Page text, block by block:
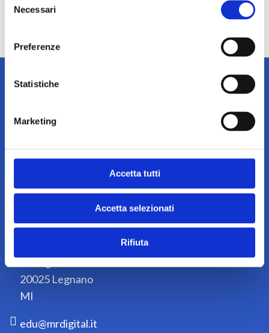
delNecessari
Preferenze
Statistiche
Marketing
Accetta tutti
Accetta selezionati
Rifiuta
Via Liguria 76/78
20025 Legnano
MI
edu@mrdigital.it
Iscriviti alla newsletter
Iscriviti
nostra
newsletter:
Acconsento a ricevere dal titolare del
trattamento comunicazioni/newsletter per
aggiornamenti su iniziative, prodotti e servizi.